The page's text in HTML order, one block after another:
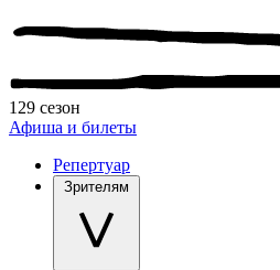
129 сезон
Афиша и билеты
Репертуар
Зрителям